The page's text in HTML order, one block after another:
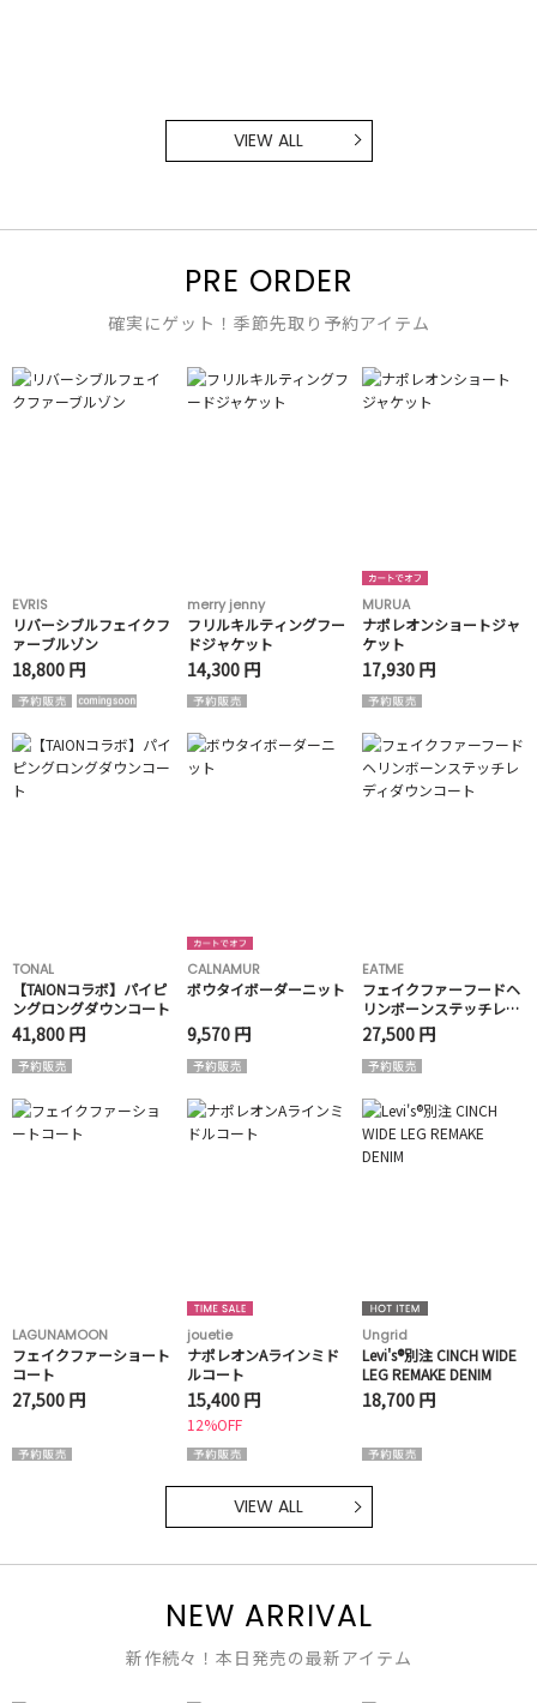
VIEW ALL
PRE ORDER
確実にゲット！季節先取り予約アイテム
EVRIS
リバーシブルフェイクフ
ァーブルゾン
18,800 円
merry jenny
フリルキルティングフー
ドジャケット
14,300 円
MURUA
ナポレオンショートジャ
ケット
17,930 円
TONAL
【TAIONコラボ】パイピ
ングロングダウンコート
41,800 円
CALNAMUR
ボウタイボーダーニット
9,570 円
EATME
フェイクファーフードヘ
リンボーンステッチレデ
ィダウンコート
27,500 円
LAGUNAMOON
フェイクファーショート
コート
27,500 円
jouetie
ナポレオンAラインミド
ルコート
15,400 円
12%OFF
Ungrid
Levi's®別注 CINCH WIDE
LEG REMAKE DENIM
18,700 円
VIEW ALL
NEW ARRIVAL
新作続々！本日発売の最新アイテム